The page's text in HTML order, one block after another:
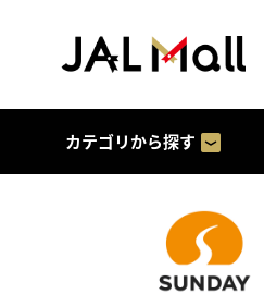
カテゴリから探す